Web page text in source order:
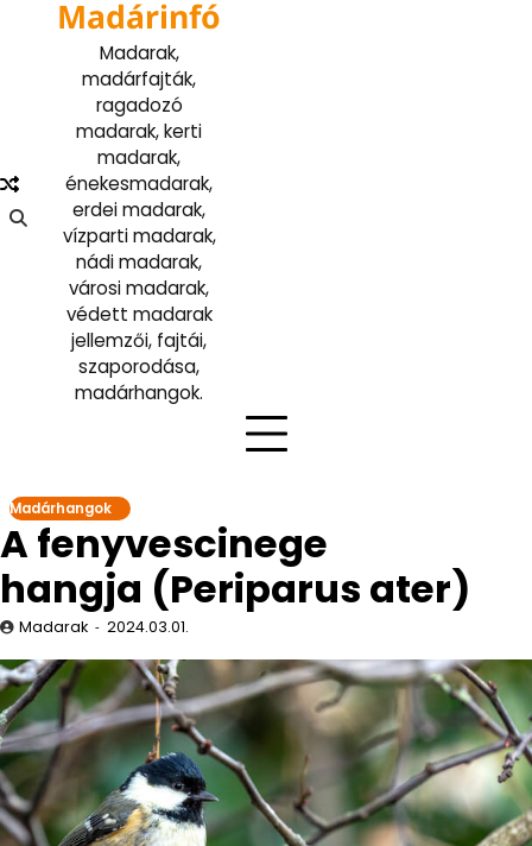
Madárinfó
Madarak,
madárfajták,
ragadozó
madarak, kerti
madarak,
énekesmadarak,
erdei madarak,
vízparti madarak,
nádi madarak,
városi madarak,
védett madarak
jellemzői, fajtái,
szaporodása,
madárhangok.
Madárhangok
A fenyvescinege
hangja (Periparus ater)
Madarak 2024.03.01.